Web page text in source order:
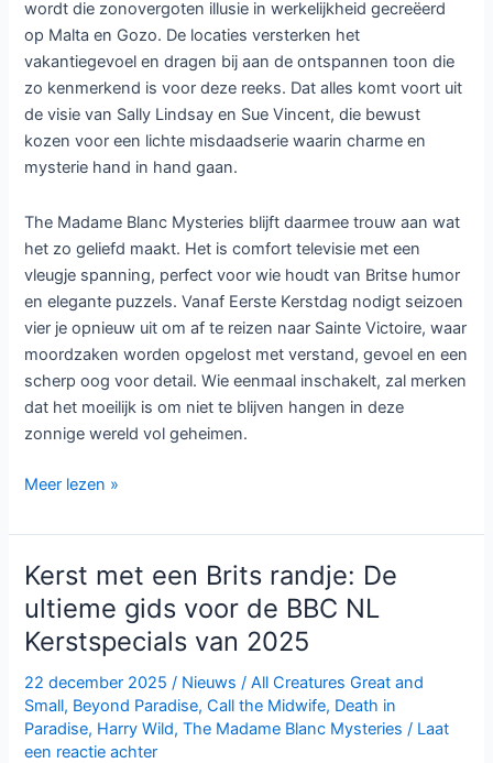
wordt die zonovergoten illusie in werkelijkheid gecreëerd
op Malta en Gozo. De locaties versterken het
vakantiegevoel en dragen bij aan de ontspannen toon die
zo kenmerkend is voor deze reeks. Dat alles komt voort uit
de visie van Sally Lindsay en Sue Vincent, die bewust
kozen voor een lichte misdaadserie waarin charme en
mysterie hand in hand gaan.
The Madame Blanc Mysteries blijft daarmee trouw aan wat
het zo geliefd maakt. Het is comfort televisie met een
vleugje spanning, perfect voor wie houdt van Britse humor
en elegante puzzels. Vanaf Eerste Kerstdag nodigt seizoen
vier je opnieuw uit om af te reizen naar Sainte Victoire, waar
moordzaken worden opgelost met verstand, gevoel en een
scherp oog voor detail. Wie eenmaal inschakelt, zal merken
dat het moeilijk is om niet te blijven hangen in deze
zonnige wereld vol geheimen.
The
Blanc
Mysteries
seizoen
4
brengt
crime
naar
de
Meer lezen »
Kerst met een Brits randje: De
ultieme gids voor de BBC NL
Kerstspecials van 2025
22 december 2025/ Nieuws /All Creatures Great and
Small, Beyond Paradise,Call the Midwife, Death in
Paradise, Harry Wild,The Madame Blanc Mysteries / Laat
een reactie achter